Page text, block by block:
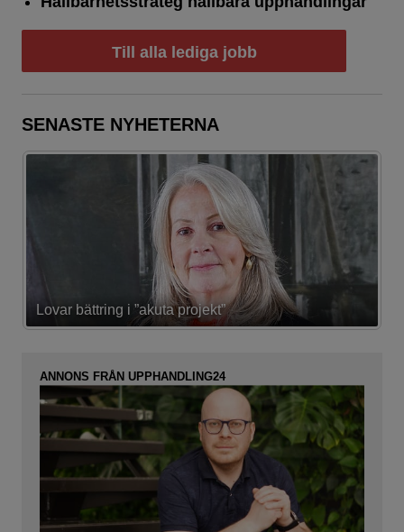
Till alla lediga jobb
SENASTE NYHETERNA
Lovar bättring i ”akuta projekt”
ANNONS FRÅN UPPHANDLING24